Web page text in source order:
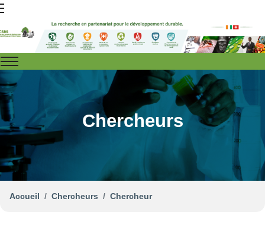
Chercheurs
Accueil Chercheurs Chercheur